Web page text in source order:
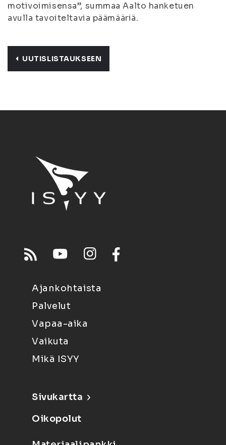
motivoimisensa”, summaa Aalto hanketuen
avulla tavoiteltavia päämääriä.
UUTISLISTAUKSEEN
Ajankohtaista
Palvelut
Vapaa-aika
Vaikuta
Mikä ISYY
Sivukartta
Oikopolut